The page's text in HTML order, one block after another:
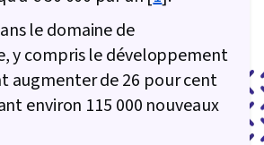
le domaine de
y compris le développement
augmenter de 26 pour cent
environ 115 000 nouveaux